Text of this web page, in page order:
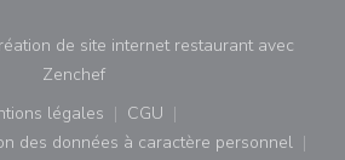
de site internet restaurant avec
Zenchef((ouvre une nouvelle fenêtre))
légales
((ouvre une nouvelle fenêtre))
CGU
((ouvre une nouvelle
des données à caractère personnel
((ouvre une nouvelle fenêtre))